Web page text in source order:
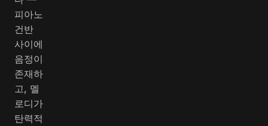
피아노
건반
사이에
음정이
존재하
고, 멜
로디가
탄력적